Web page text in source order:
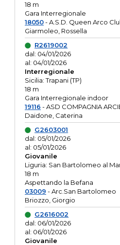
18 m
Gara Interregionale
18050- A.S.D. Queen Arco
Giarmoleo, Rossella
R2619002
dal: 04/01/2026
al: 04/01/2026
Interregionale
Sicilia: Trapani (TP)
18 m
Gara Interregionale indoor
19116 - ASD COMPAGNIA
Daidone, Caterina
G2603001
dal: 05/01/2026
al: 05/01/2026
Giovanile
Liguria: San Bartolomeo al
18 m
Aspettando la Befana
03009 - Arc.San Bartolomeo
Briozzo, Giorgio
G2616002
dal: 06/01/2026
al: 06/01/2026
Giovanile